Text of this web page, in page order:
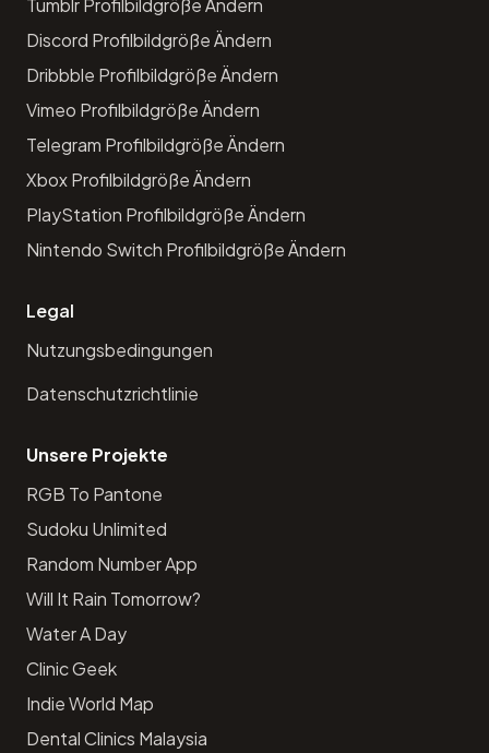
Tumblr Profilbildgröße Ändern
Discord Profilbildgröße Ändern
Dribbble Profilbildgröße Ändern
Vimeo Profilbildgröße Ändern
Telegram Profilbildgröße Ändern
Xbox Profilbildgröße Ändern
PlayStation Profilbildgröße Ändern
Nintendo Switch Profilbildgröße Ändern
Legal
Nutzungsbedingungen
Datenschutzrichtlinie
Unsere Projekte
RGB To Pantone
Sudoku Unlimited
Random Number App
Will It Rain Tomorrow?
Water A Day
Clinic Geek
Indie World Map
Dental Clinics Malaysia